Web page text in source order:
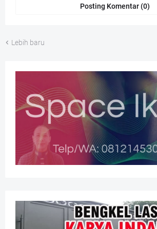
Posting Komentar (0)
Lebih baru